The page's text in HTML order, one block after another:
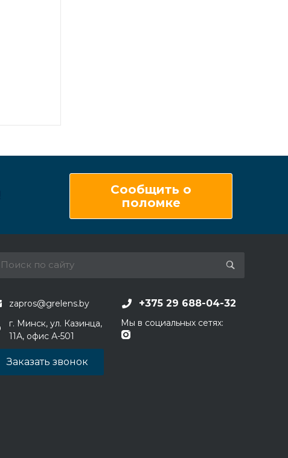
Сообщить о
поломке
zapros@grelens.by +375 29 688-04-32
г. Минск, ул. Казинца,
11А, офис А-501
Мы в социальных сетях:
Заказать звонок